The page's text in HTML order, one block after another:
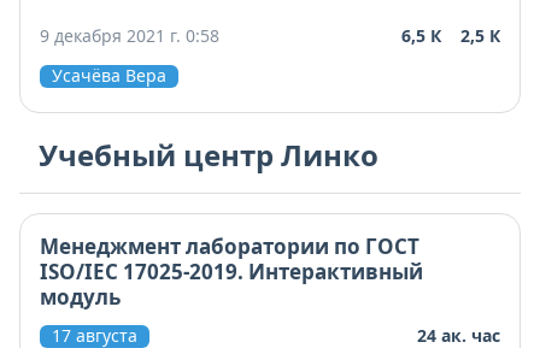
проведения анализа ВЛК и МСИ с учетом новой
Политики Росаккредитации от 01.12.2025г.
9 декабря 2021 г. 0:58 6,5 К
2,5 К
Усачёва Вера
Учебный центр Линко
Менеджмент лаборатории по ГОСТ
ISO/IEC 17025-2019. Интерактивный
модуль
17 августа 24 ак. час